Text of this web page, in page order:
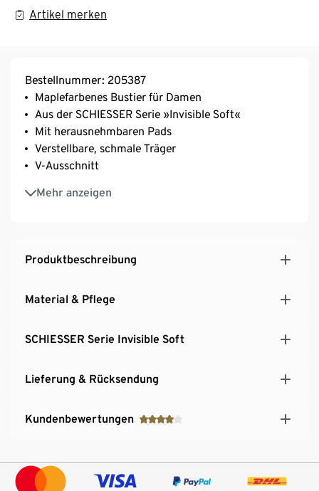
Artikel merken
Bestellnummer: 205387
Maplefarbenes Bustier für Damen
Aus der SCHIESSER Serie »Invisible Soft«
Mit herausnehmbaren Pads
Verstellbare, schmale Träger
V-Ausschnitt
Mehr anzeigen
In softer, elastischer Mikrofaser-Qualität
Produktbeschreibung
Material & Pflege
SCHIESSER Serie Invisible Soft
Lieferung & Rücksendung
Kundenbewertungen